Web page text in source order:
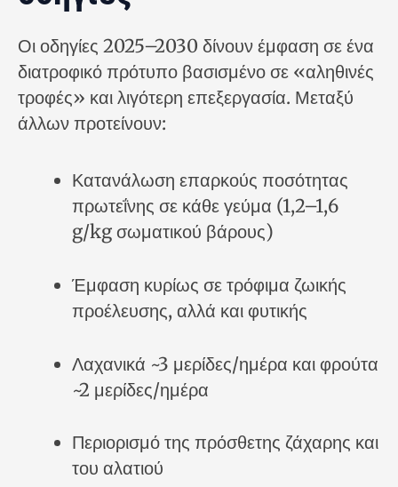
Οι οδηγίες 2025–2030 δίνουν έμφαση σε ένα
διατροφικό πρότυπο βασισμένο σε «αληθινές
τροφές» και λιγότερη επεξεργασία. Μεταξύ
άλλων προτείνουν:
Κατανάλωση επαρκούς ποσότητας
πρωτεΐνης σε κάθε γεύμα (1,2–1,6
g/kg σωματικού βάρους)
Έμφαση κυρίως σε τρόφιμα ζωικής
προέλευσης, αλλά και φυτικής
Λαχανικά ~3 μερίδες/ημέρα και φρούτα
~2 μερίδες/ημέρα
Περιορισμό της πρόσθετης ζάχαρης και
του αλατιού